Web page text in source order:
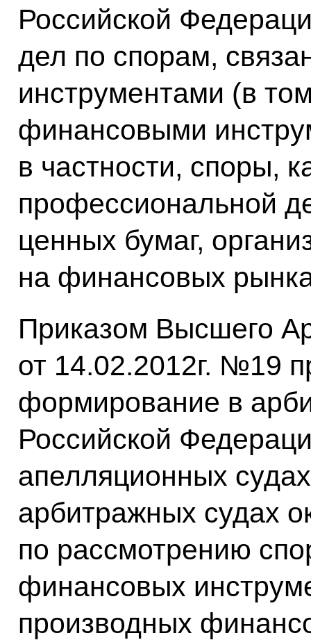
Российской
дел по спорам,
инструментами (в
финансовыми
в частности, споры,
профессиональной
ценных бумаг,
на финансовых
Приказом Высшего
от 14.02.2012г. №19
формирование в
Российской
апелляционных
арбитражных судах
по рассмотрению
финансовых
производных